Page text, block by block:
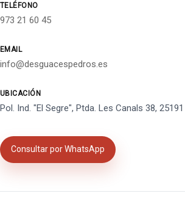
TELÉFONO
973 21 60 45
EMAIL
info@desguacespedros.es
UBICACIÓN
Pol. Ind. "El Segre", Ptda. Les Canals 38,
Consultar por WhatsApp